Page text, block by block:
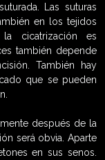
Las suturas
en los tejidos
cicatrización es
también depende
También hay
que se pueden
después de la
será obvia. Aparte
en sus senos.